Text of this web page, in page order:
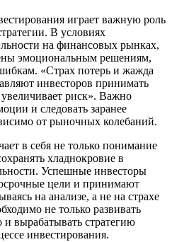
играет важную роль
В условиях
на финансовых рынках,
эмоциональным решениям,
«Страх потерь и жажда
инвесторов принимать
риск». Важно
и следовать заранее
от рыночных колебаний.
в себя не только понимание
хладнокровие в
Успешные инвесторы
цели и принимают
на анализе, а не на страхе
не только развивать
вырабатывать стратегию
инвестирования.